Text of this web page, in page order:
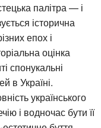
палітра — і
історична
епох і
оцінка
спонукальні
в Україні.
українського
і водночас бути її